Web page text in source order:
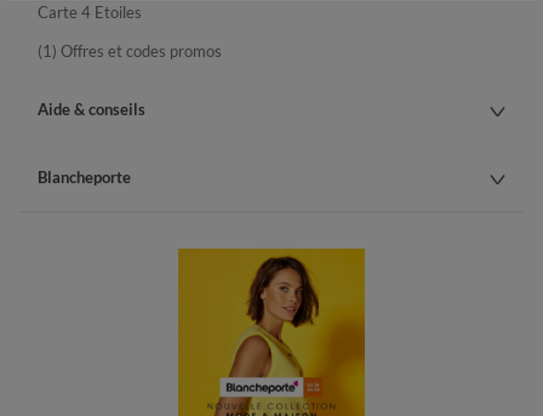
Carte 4 Etoiles
(1) Offres et codes promos
Aide & conseils
Blancheporte